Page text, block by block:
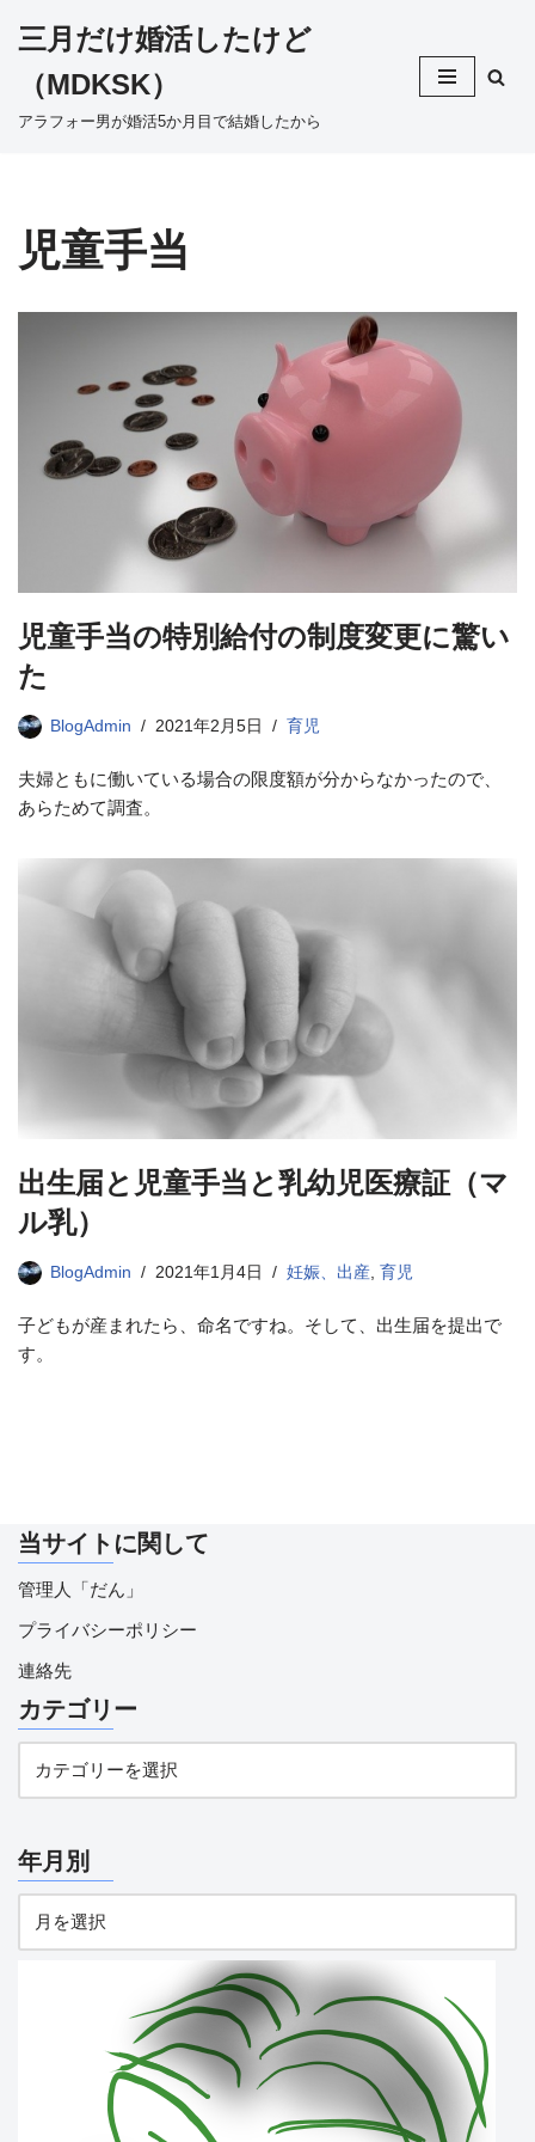
テ
ス
キ
三月だけ婚活したけど
（MDKSK）
アラフォー男が婚活5か月目で結婚したから
児童手当
児童手当の特別給付の制度変更に驚い
た
BlogAdmin 2021年2月5日 育児
夫婦ともに働いている場合の限度額が分からなかったので、
あらためて調査。
出生届と児童手当と乳幼児医療証（マ
ル乳）
BlogAdmin 2021年1月4日 妊娠、出産, 育児
子どもが産まれたら、命名ですね。そして、出生届を提出で
す。
当サイトに関して
管理人「だん」
プライバシーポリシー
連絡先
カテゴリー
年月別